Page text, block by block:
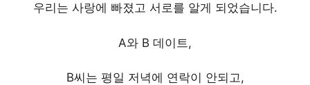
우리는 사랑에 빠졌고 서로를 알게 되었습니다.
A와 B 데이트,
B씨는 평일 저녁에 연락이 안되고,